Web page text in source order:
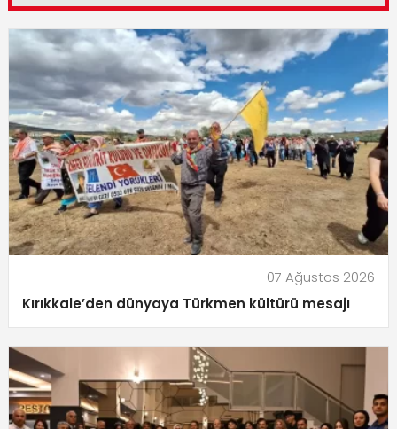
07 Ağustos 2026
Kırıkkale’den dünyaya Türkmen kültürü mesajı